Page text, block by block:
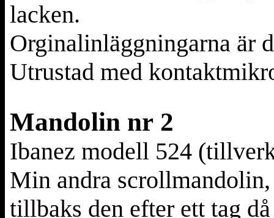
lacken.
Orginalinläggningarna är
Utrustad med
Mandolin nr 2
Ibanez modell 524 (t
Min andra
tillbaks den efter ett tag